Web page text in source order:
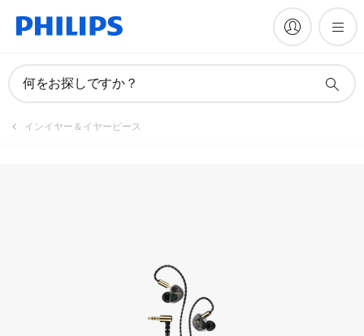
何をお探しですか？
インイヤー＆イヤーピース
製品を登録